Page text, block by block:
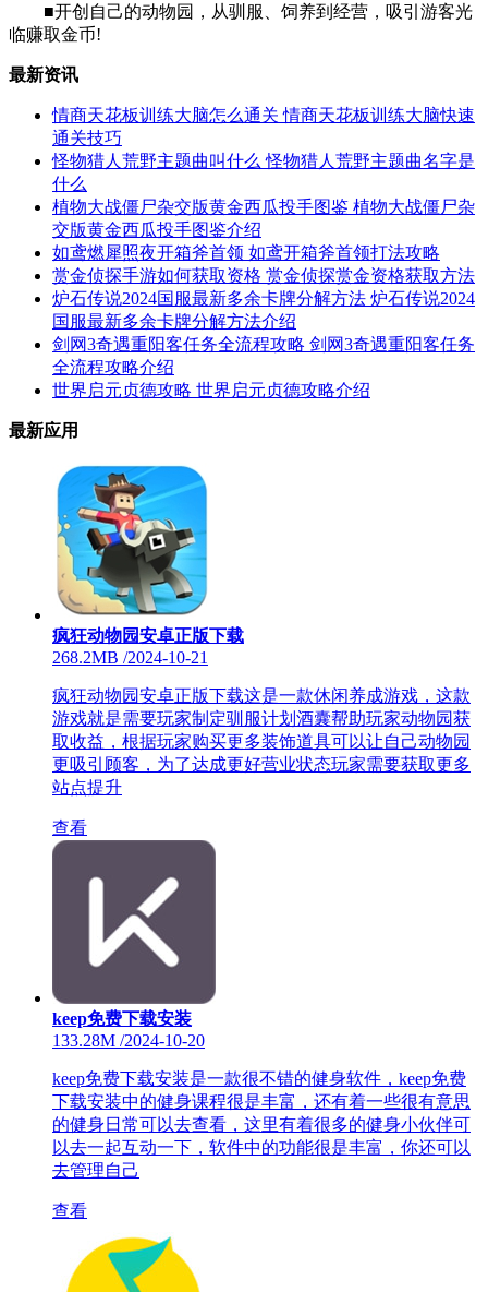
■开创自己的动物园，从驯服、饲养到经营，吸引游客光
临赚取金币!
最新资讯
情商天花板训练大脑怎么通关 情商天花板训练大脑快速
通关技巧
怪物猎人荒野主题曲叫什么 怪物猎人荒野主题曲名字是
什么
植物大战僵尸杂交版黄金西瓜投手图鉴 植物大战僵尸杂
交版黄金西瓜投手图鉴介绍
如鸢燃犀照夜开箱斧首领 如鸢开箱斧首领打法攻略
赏金侦探手游如何获取资格 赏金侦探赏金资格获取方法
炉石传说2024国服最新多余卡牌分解方法 炉石传说2024
国服最新多余卡牌分解方法介绍
剑网3奇遇重阳客任务全流程攻略 剑网3奇遇重阳客任务
全流程攻略介绍
世界启元贞德攻略 世界启元贞德攻略介绍
最新应用
疯狂动物园安卓正版下载
268.2MB /2024-10-21
疯狂动物园安卓正版下载这是一款休闲养成游戏，这款
游戏就是需要玩家制定驯服计划酒囊帮助玩家动物园获
取收益，根据玩家购买更多装饰道具可以让自己动物园
更吸引顾客，为了达成更好营业状态玩家需要获取更多
站点提升
查看
keep免费下载安装
133.28M /2024-10-20
keep免费下载安装是一款很不错的健身软件，keep免费
下载安装中的健身课程很是丰富，还有着一些很有意思
的健身日常可以去查看，这里有着很多的健身小伙伴可
以去一起互动一下，软件中的功能很是丰富，你还可以
去管理自己
查看